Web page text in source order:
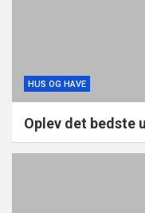
HUS OG HAVE
Oplev det bedste